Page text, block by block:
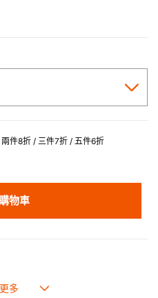
件8折 / 三件7折 / 五件6折
物車
焗爐，耐熱程度高達260℃。